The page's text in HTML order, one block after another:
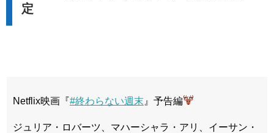
定
Netflix映画『#終わらない週末 』予告編
ジュリア・ロバーツ、マハーシャラ・アリ、イーサン・